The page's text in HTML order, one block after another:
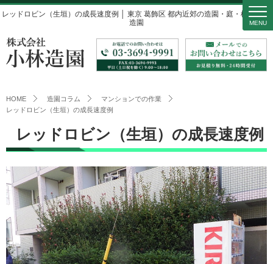
レッドロビン（生垣）の成長速度例 │ 東京 葛飾区 都内近郊の造園・庭・植木 小林
造園
MENU
HOME 造園コラム
マンションでの作業
レッドロビン（生垣）の成長速度例
レッドロビン（生垣）の成長速度例